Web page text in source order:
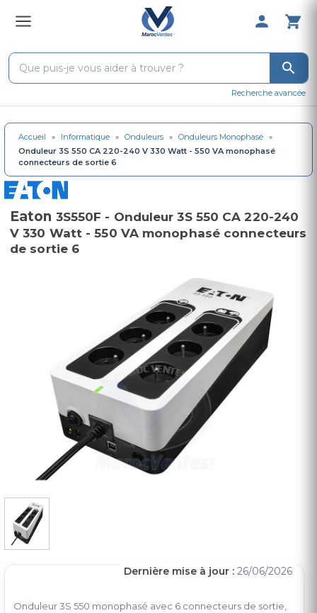
0 Produit
Recherche avancée
Accueil » Informatique » Onduleurs » Onduleurs Monophasé »
Onduleur 3S 550 CA 220-240 V 330 Watt - 550 VA monophasé
connecteurs de sortie 6
Eaton 3S550F - Onduleur 3S 550 CA 220-240
V 330 Watt - 550 VA monophasé connecteurs
de sortie 6
Onduleur 3S 550 monophasé avec 6 connecteurs de sortie,
Dernière mise à jour : 26/06/2026